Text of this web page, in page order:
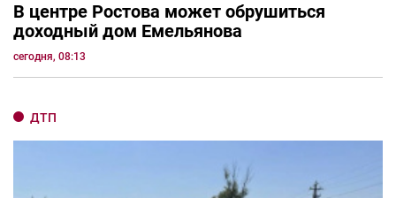
В центре Ростова может обрушиться
доходный дом Емельянова
сегодня, 08:13
ДТП